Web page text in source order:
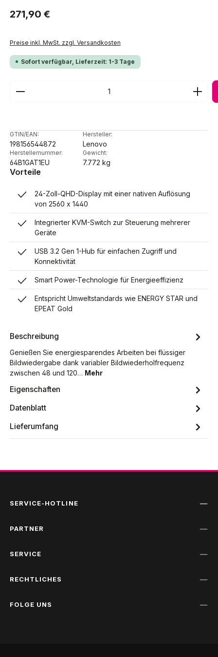
Regulärer Preis:
271,90 €
Preise inkl. MwSt. zzgl. Versandkosten
Sofort verfügbar, Lieferzeit: 1-3 Tage
Produkt Anzahl: Gib den gewünschten Wert ein
GTIN/EAN:
198156544872
Hersteller:
Lenovo
Herstellernummer:
64B1GAT1EU
Gewicht:
7.772 kg
Vorteile
24-Zoll-QHD-Display mit einer nativen Auflösung
von 2560 x 1440
Integrierter KVM-Switch zur Steuerung mehrerer
Geräte
USB 3.2 Gen 1-Hub für einfachen Zugriff und
Konnektivität
Smart Power-Technologie für Energieeffizienz
Entspricht Umweltstandards wie ENERGY STAR und
EPEAT Gold
Beschreibung
Genießen Sie energiesparendes Arbeiten bei flüssiger
Bildwiedergabe dank variabler Bildwiederholfrequenz
zwischen 48 und 120… Mehr
Eigenschaften
Datenblatt
Lieferumfang
SERVICE-HOTLINE
PARTNER
SERVICE
RECHTLICHES
FOLGE UNS